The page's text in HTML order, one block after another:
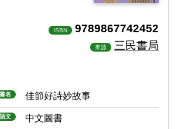
ISBN 9789867742452
來源 三民書局
書名 佳節好詩妙故事
語文 中文圖書